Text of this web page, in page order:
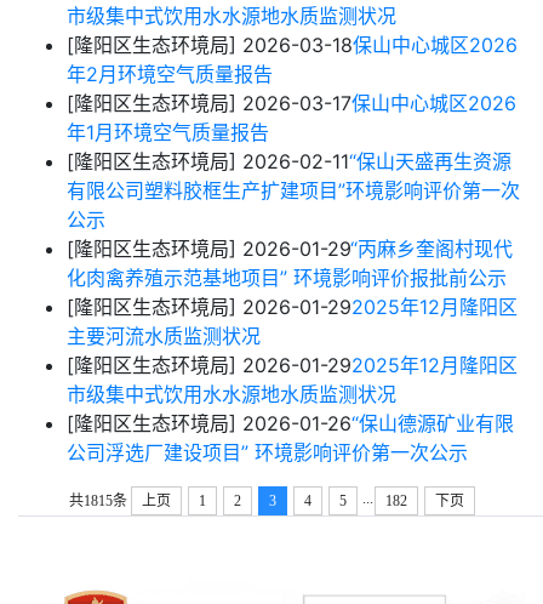
市级集中式饮用水水源地水质监测状况
[隆阳区生态环境局] 2026-03-18保山中心城区2026
年2月环境空气质量报告
[隆阳区生态环境局] 2026-03-17保山中心城区2026
年1月环境空气质量报告
[隆阳区生态环境局] 2026-02-11“保山天盛再生资源
有限公司塑料胶框生产扩建项目”环境影响评价第一次
公示
[隆阳区生态环境局] 2026-01-29“丙麻乡奎阁村现代
化肉禽养殖示范基地项目” 环境影响评价报批前公示
[隆阳区生态环境局] 2026-01-292025年12月隆阳区
主要河流水质监测状况
[隆阳区生态环境局] 2026-01-292025年12月隆阳区
市级集中式饮用水水源地水质监测状况
[隆阳区生态环境局] 2026-01-26“保山德源矿业有限
公司浮选厂建设项目” 环境影响评价第一次公示
共1815条 上页 1 2 3 4 5 ... 182 下页